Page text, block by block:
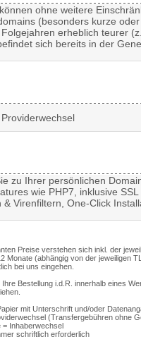
ohne weitere
(besonders kurze
erheblich teurer
sich bereits in der
zu Ihrer persönlichen
wie PHP7, inklusive
& Virenfiltern, One-Click
Preise verstehen sich inkl. der
Monate (abhängig von der jeweiligen
bei uns eingehen.
Ihre Bestellung i.d.R. innerhalb eines
mit Unterschrift und/oder
(Transfergebühren ohne
= Inhaberwechsel
schriftlich erforderlich